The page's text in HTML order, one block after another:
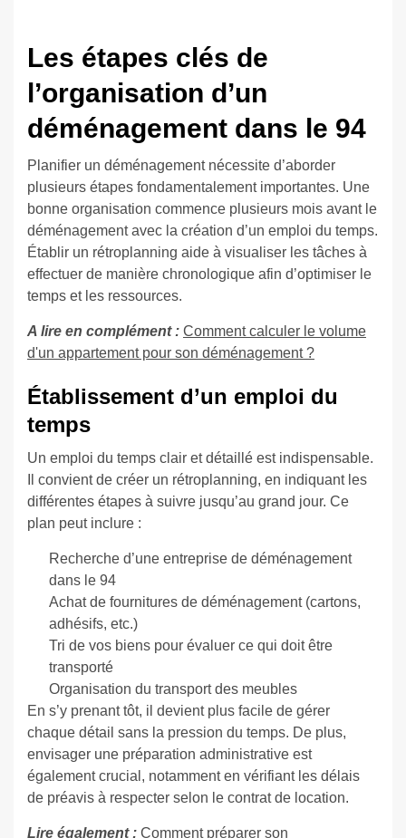
Les étapes clés de
l’organisation d’un
déménagement dans le 94
Planifier un déménagement nécessite d’aborder
plusieurs étapes fondamentalement importantes. Une
bonne organisation commence plusieurs mois avant le
déménagement avec la création d’un emploi du temps.
Établir un rétroplanning aide à visualiser les tâches à
effectuer de manière chronologique afin d’optimiser le
temps et les ressources.
A lire en complément : Comment calculer le volume
d'un appartement pour son déménagement ?
Établissement d’un emploi du
temps
Un emploi du temps clair et détaillé est indispensable.
Il convient de créer un rétroplanning, en indiquant les
différentes étapes à suivre jusqu’au grand jour. Ce
plan peut inclure :
Recherche d’une entreprise de déménagement
dans le 94
Achat de fournitures de déménagement (cartons,
adhésifs, etc.)
Tri de vos biens pour évaluer ce qui doit être
transporté
Organisation du transport des meubles
En s’y prenant tôt, il devient plus facile de gérer
chaque détail sans la pression du temps. De plus,
envisager une préparation administrative est
également crucial, notamment en vérifiant les délais
de préavis à respecter selon le contrat de location.
Lire également : Comment préparer son